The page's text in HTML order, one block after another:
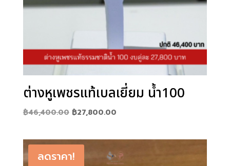
ต่างหูเพชรแท้เบลเยี่ยม น้ำ100
฿46,400.00 Original
฿46,400.00.
฿27,800.00Current
ลดราคา!